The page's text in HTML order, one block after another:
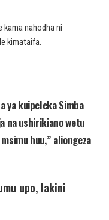
kama nahodha ni
kimataifa.
ya kuipeleka Simba
na ushirikiano wetu
huu,” aliongeza
upo, lakini